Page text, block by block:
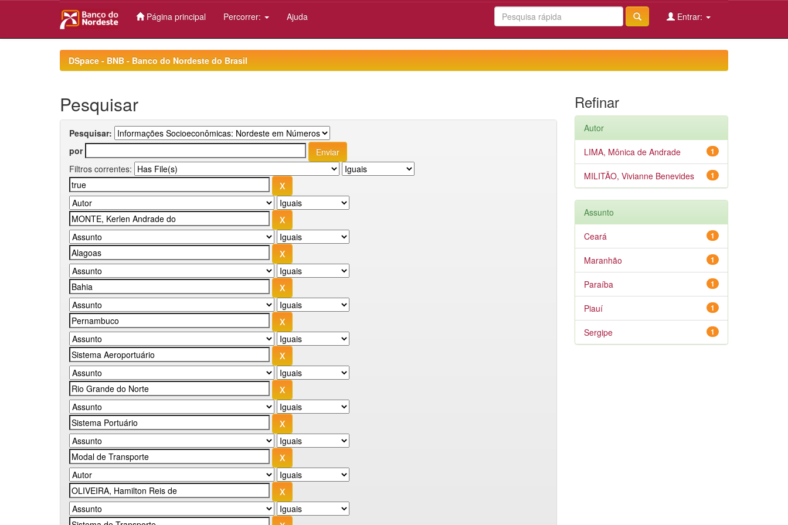
Página principal Percorrer: Ajuda Entrar:
DSpace - BNB - Banco do Nordeste do Brasil
Pesquisar
Pesquisar:
por
Filtros correntes:
Refinar
Autor
1
LIMA, Mônica de Andrade
1
MILITÃO, Vivianne Benevides
Assunto
1
Ceará
1
Maranhão
1
Paraíba
1
Piauí
1
Sergipe